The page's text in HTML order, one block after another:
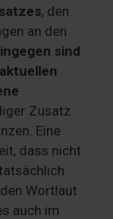
, den
an den
sind
Zusatz
Eine
dass nicht
Wortlaut
auch im